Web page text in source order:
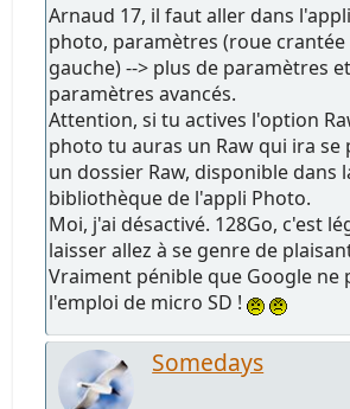
Arnaud 17, il faut aller dans
photo, paramètres (roue crantée
gauche) --> plus de paramètres
paramètres avancés.
Attention, si tu actives l'option
photo tu auras un Raw qui ira se
un dossier Raw, disponible dans
bibliothèque de l'appli Photo.
Moi, j'ai désactivé. 128Go, c'est
laisser allez à se genre de
Vraiment pénible que Google ne
l'emploi de micro SD !
Somedays